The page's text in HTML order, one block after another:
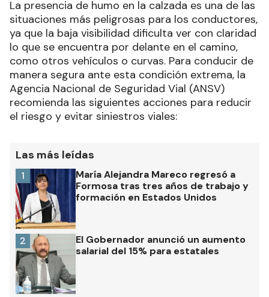
La presencia de humo en la calzada es una de las
situaciones más peligrosas para los conductores,
ya que la baja visibilidad dificulta ver con claridad
lo que se encuentra por delante en el camino,
como otros vehículos o curvas. Para conducir de
manera segura ante esta condición extrema, la
Agencia Nacional de Seguridad Vial (ANSV)
recomienda las siguientes acciones para reducir
el riesgo y evitar siniestros viales:
Las más leídas
María Alejandra Mareco regresó a
Formosa tras tres años de trabajo y
formación en Estados Unidos
1
El Gobernador anunció un aumento
salarial del 15% para estatales
2